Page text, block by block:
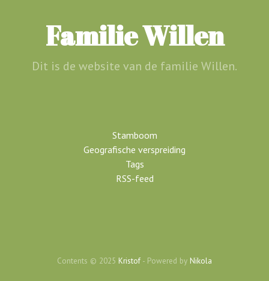
hoofdinhoud
Familie Willen
Dit is de website van de familie Willen.
Stamboom
Geografische verspreiding
Tags
RSS-feed
Contents © 2025 Kristof - Powered by Nikola